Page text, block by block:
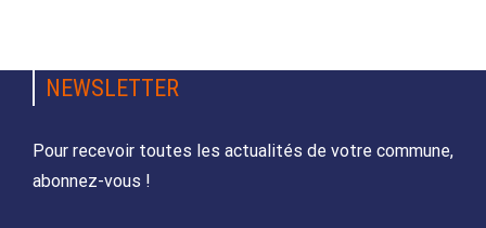
NEWSLETTER
Pour recevoir toutes les actualités de votre commune,
abonnez-vous !